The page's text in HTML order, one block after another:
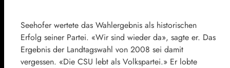
Seehofer wertete das Wahlergebnis als historischen
Erfolg seiner Partei. «Wir sind wieder da», sagte er. Das
Ergebnis der Landtagswahl von 2008 sei damit
vergessen. «Die CSU lebt als Volkspartei.» Er lobte